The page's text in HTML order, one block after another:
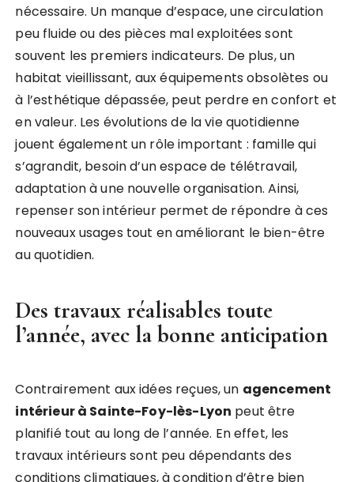
nécessaire. Un manque d’espace, une circulation
peu fluide ou des pièces mal exploitées sont
souvent les premiers indicateurs. De plus, un
habitat vieillissant, aux équipements obsolètes ou
à l’esthétique dépassée, peut perdre en confort et
en valeur. Les évolutions de la vie quotidienne
jouent également un rôle important : famille qui
s’agrandit, besoin d’un espace de télétravail,
adaptation à une nouvelle organisation. Ainsi,
repenser son intérieur permet de répondre à ces
nouveaux usages tout en améliorant le bien-être
au quotidien.
Des travaux réalisables toute
l’année, avec la bonne anticipation
Contrairement aux idées reçues, un agencement
intérieur à Sainte-Foy-lès-Lyon peut être
planifié tout au long de l’année. En effet, les
travaux intérieurs sont peu dépendants des
conditions climatiques, à condition d’être bien